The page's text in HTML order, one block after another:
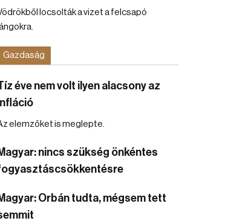
locsolták a vizet a felcsapó
Gazdaság
éve nem volt ilyen alacsony az
elemzőket is meglepte.
nincs szükség önkéntes
Orbán tudta, mégsem tett